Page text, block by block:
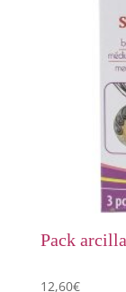
Pack
12,60€